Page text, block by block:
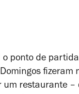
o ponto de
restaurante –